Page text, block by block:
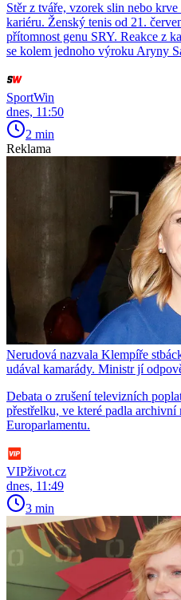
Stěr z tváře, vzorek slin nebo
kariéru. Ženský tenis od 21.
přítomnost genu SRY. Reakce z
se kolem jednoho výroku Aryny
SportWin
dnes, 11:50
2 min
Reklama
Nerudová nazvala Klempíře
udával kamarády. Ministr jí
Debata o zrušení televizních
přestřelku, ve které padla
Europarlamentu.
VIPživot.cz
dnes, 11:49
3 min